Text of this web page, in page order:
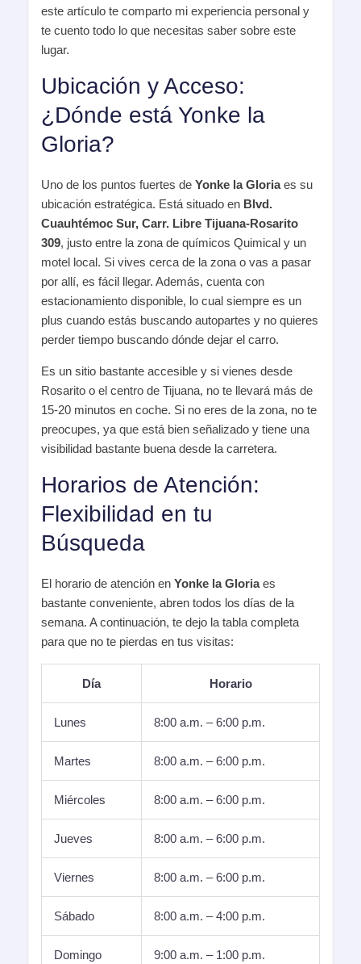
este artículo te comparto mi experiencia personal y
te cuento todo lo que necesitas saber sobre este
lugar.
Ubicación y Acceso:
¿Dónde está Yonke la
Gloria?
Uno de los puntos fuertes de Yonke la Gloriaes su
ubicación estratégica. Está situado en Blvd.
Cuauhtémoc Sur, Carr. Libre Tijuana-Rosarito
309, justo entre la zona de químicos Quimical y un
motel local. Si vives cerca de la zona o vas a pasar
por allí, es fácil llegar. Además, cuenta con
estacionamiento disponible, lo cual siempre es un
plus cuando estás buscando autopartes y no quieres
perder tiempo buscando dónde dejar el carro.
Es un sitio bastante accesible y si vienes desde
Rosarito o el centro de Tijuana, no te llevará más de
15-20 minutos en coche. Si no eres de la zona, no te
preocupes, ya que está bien señalizado y tiene una
visibilidad bastante buena desde la carretera.
Horarios de Atención:
Flexibilidad en tu
Búsqueda
El horario de atención en Yonke la Gloriaes
bastante conveniente, abren todos los días de la
semana. A continuación, te dejo la tabla completa
para que no te pierdas en tus visitas:
Día Horario
Lunes 8:00 a.m. – 6:00 p.m.
Martes 8:00 a.m. – 6:00 p.m.
Miércoles 8:00 a.m. – 6:00 p.m.
Jueves 8:00 a.m. – 6:00 p.m.
Viernes 8:00 a.m. – 6:00 p.m.
Sábado 8:00 a.m. – 4:00 p.m.
Domingo 9:00 a.m. – 1:00 p.m.